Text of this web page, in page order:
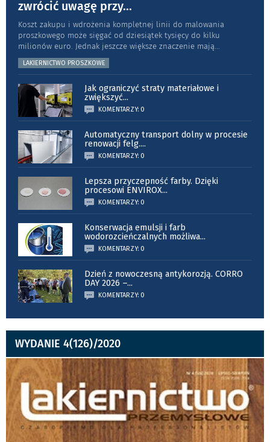
zwrócić uwagę przy...
Koszt zakupu i wdrożenia kompletnej linii do malowania
proszkowego może sięgać od dziesiątek tysięcy do kilku
milionów euro. Jednak jeszcze większe znaczenie mają...
LAKIERNICTWO PROSZKOWE
Jak ograniczyć straty materiałowe i
zwiększyć...
KOMENTARZY: 0
Automatyczny transport dolny w procesie
renowacji felg....
KOMENTARZY: 0
Lepsza przyczepność farby. Dzięki
procesowi ENVIROX...
KOMENTARZY: 0
Konserwacja emulsji i farb
wodorozcieńczalnych możliwa...
KOMENTARZY: 0
Dzień z nowoczesną antykorozją. CORRO
DAY 2026 –...
KOMENTARZY: 0
WYDANIE 4(126)/2020